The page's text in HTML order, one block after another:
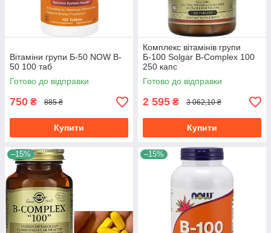
Вітаміни групи Б-50 NOW B-
50 100 таб
Готово до відправки
750 ₴ 885 ₴
Купити
Комплекс вітамінів групи
Б-100 Solgar B-Complex 100
250 капс
Готово до відправки
2 595 ₴ 3 062,10 ₴
Купити
–15% –15%